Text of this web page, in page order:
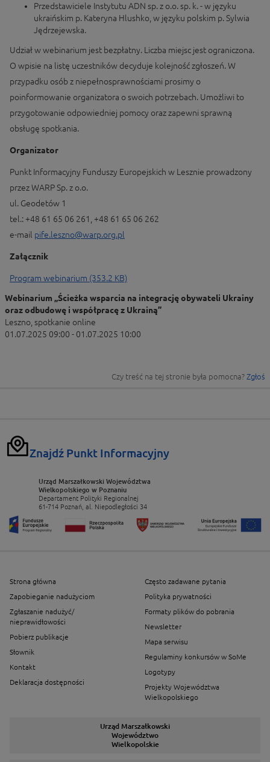
Przedstawiciele Instytutu ADN sp. z o.o. sp. k. - w języku
ukraińskim p. Kateryna Hlushko, w języku polskim p. Sylwia
Jędrzejewska.
Udział w webinarium jest bezpłatny. Liczba miejsc jest ograniczona.
O wpisie na listę uczestników decyduje kolejność zgłoszeń. W
przypadku osób z niepełnosprawnościami prosimy o
poinformowanie organizatora o swoich potrzebach. Umożliwi to
przygotowanie odpowiedniej pomocy oraz zapewni sprawną
obsługę spotkania.
Organizator
Punkt Informacyjny Funduszy Europejskich w Lesznie prowadzony
przez WARP Sp. z o.o.
ul. Geodetów 1
tel.: +48 61 65 06 261, +48 61 65 06 262
e-mail pife.leszno@warp.org.pl
Załącznik
Program webinarium (353.2 KB)
Webinarium „Ścieżka wsparcia na integrację obywateli Ukrainy
oraz odbudowę i współpracę z Ukrainą”
Leszno, spotkanie online
01.07.2025 09:00 - 01.07.2025 10:00
Czy treść na tej stronie była pomocna? Zgłoś
Znajdź Punkt Informacyjny
Urząd Marszałkowski Województwa
Wielkopolskiego w Poznaniu
Departament Polityki Regionalnej
61-714 Poznań, al. Niepodległości 34
Strona główna
Zapobieganie nadużyciom
Zgłaszanie nadużyć/
nieprawidłowości
Pobierz publikacje
Słownik
Kontakt
Deklaracja dostępności
Często zadawane pytania
Polityka prywatności
Formaty plików do pobrania
Newsletter
Mapa serwisu
Regulaminy konkursów w SoMe
Logotypy
Projekty Województwa
Wielkopolskiego
Urząd Marszałkowski
Województwo
Wielkopolskie